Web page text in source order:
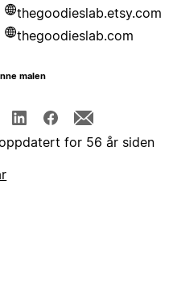
thegoodieslab.etsy.com
thegoodieslab.com
malen
for 56 år siden